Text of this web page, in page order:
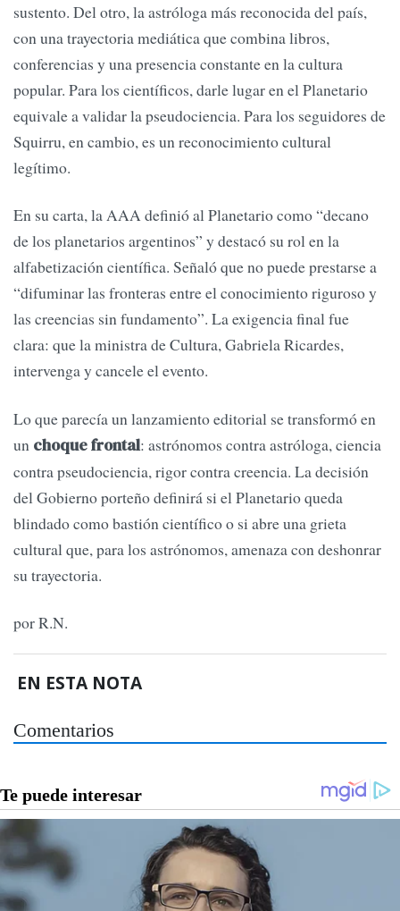
sustento. Del otro, la astróloga más reconocida del país,
con una trayectoria mediática que combina libros,
conferencias y una presencia constante en la cultura
popular. Para los científicos, darle lugar en el Planetario
equivale a validar la pseudociencia. Para los seguidores de
Squirru, en cambio, es un reconocimiento cultural
legítimo.
En su carta, la AAA definió al Planetario como “decano
de los planetarios argentinos” y destacó su rol en la
alfabetización científica. Señaló que no puede prestarse a
“difuminar las fronteras entre el conocimiento riguroso y
las creencias sin fundamento”. La exigencia final fue
clara: que la ministra de Cultura, Gabriela Ricardes,
intervenga y cancele el evento.
Lo que parecía un lanzamiento editorial se transformó en
un choque frontal: astrónomos contra astróloga, ciencia
contra pseudociencia, rigor contra creencia. La decisión
del Gobierno porteño definirá si el Planetario queda
blindado como bastión científico o si abre una grieta
cultural que, para los astrónomos, amenaza con deshonrar
su trayectoria.
por R.N.
EN ESTA NOTA
Comentarios